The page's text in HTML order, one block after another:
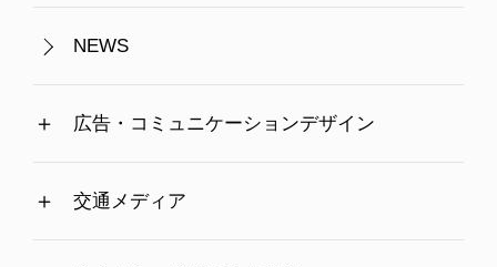
NEWS
広告・コミュニケーションデザイン
交通メディア